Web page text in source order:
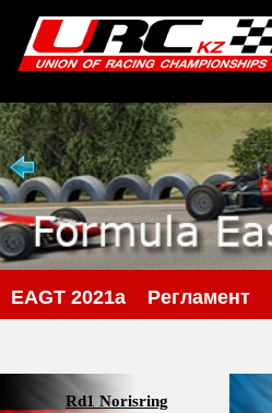
EAGT 2021a Регламент
Rd1 Norisring